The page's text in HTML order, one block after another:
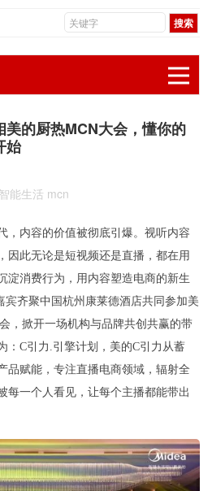
的厨热MCN大会，懂你的
始
智能生活 mcn
，内容的价值被彻底引爆。视听内容
因此无论是短视频还是直播，都在用
淀消费行为，用内容塑造电商的新生
宾齐聚中国杭州康莱德酒店共同参加美
，掀开一场机构与品牌共创共赢的带
：C引力.引擎计划，美的C引力从蓄
品赋能，专注直播电商领域，辐射全
每一个人看见，让每个主播都能带出